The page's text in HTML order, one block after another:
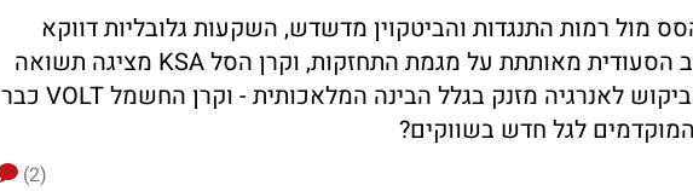
מול רמות התנגדות והביטקוין מדשדש, השקעות גלובליות דווקא
מציעות כיוונים חדשים - ערב הסעודית מאותתת על מגמת התחזקות, וקרן הסל KSA מציגה תשואה
ודיבידנד מפתים; במקביל, הביקוש לאנרגיה מזנק בגלל הבינה המלאכותית - וקרן החשמל VOLT כבר
לגל חדש בשווקים?
(2)